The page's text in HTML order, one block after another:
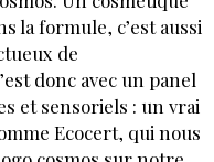
MICHÈLE DE LATTRE
DIRECTRICE RÉDACTION LES
NOUVELLES ESTHÉTIQUES
JUIN 2022